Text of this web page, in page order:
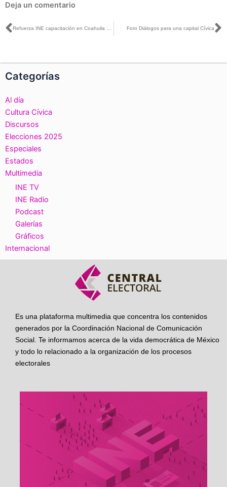
Deja un comentario
Ant Foro Diálogos para una capital Cívica
Categorías
Al día
Cultura Cívica
Discursos
Elecciones 2025
Especiales
Estados
Multimedia
INE TV
INE Radio
Podcast
Galerías
Gráficos
Internacional
Es una plataforma multimedia que concentra los contenidos
generados por la Coordinación Nacional de Comunicación
Social. Te informamos acerca de la vida democrática de México
y todo lo relacionado a la organización de los procesos
electorales